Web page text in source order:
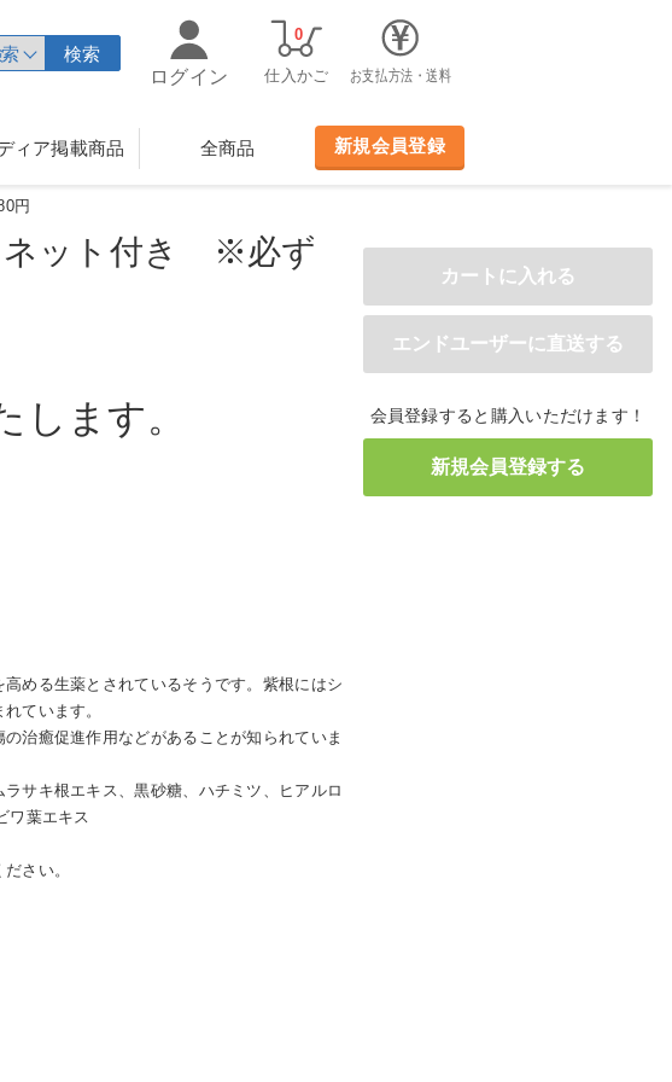
検索
ログイン
仕入かご
0
お支払方法・送料
ィア掲載商品 全商品 新規会員登録
円
会員登録すると購入いただけます！
ット 付き ※必ず
します。
める生薬とされているそうです。紫根にはシ
ています。
治癒促進作用などがあることが知られていま
サキ根エキス、黒砂糖、ハチミツ、ヒアルロ
ワ葉エキス
さい。